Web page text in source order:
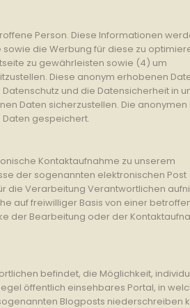
Person. Diese Informationen
die Werbung für diese zu
zu gewährleisten sowie (4) um
Diese anonym erhobenen
und die Datensicherheit in
Daten sicherzustellen. Die anonymen
gespeichert.
Kontaktaufnahme zu unserem
der sogenannten elektronischen Post
die Verarbeitung Verantwortlichen
auf freiwilliger Basis von einer
der Bearbeitung oder der
befindet, die Möglichkeit,
öffentlich einsehbares Portal, in
Blogposts niederschreiben